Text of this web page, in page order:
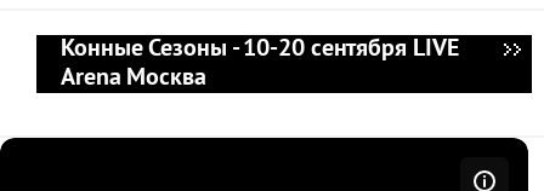
Конные Сезоны - 10-20 сентября LIVE
Arena Москва